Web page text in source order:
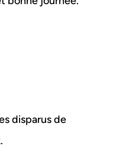
disparus de